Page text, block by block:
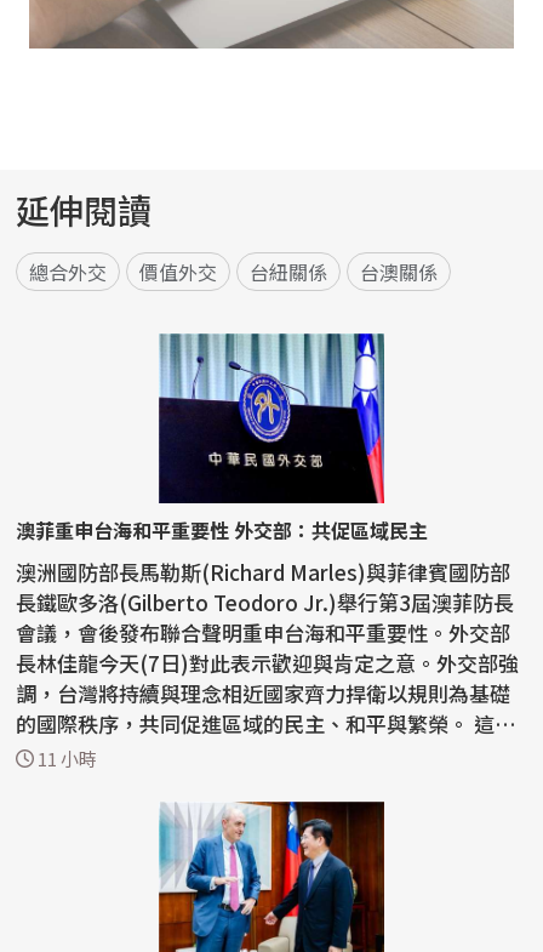
延伸閱讀
總合外交 價值外交 台紐關係 台澳關係
澳菲重申台海和平重要性 外交部：共促區域民主
澳洲國防部長馬勒斯(Richard Marles)與菲律賓國防部
長鐵歐多洛(Gilberto Teodoro Jr.)舉行第3屆澳菲防長
會議，會後發布聯合聲明重申台海和平重要性。外交部
長林佳龍今天(7日)對此表示歡迎與肯定之意。外交部強
調，台灣將持續與理念相近國家齊力捍衛以規則為基礎
的國際秩序，共同促進區域的民主、和平與繁榮。 這份
聯...11 小時